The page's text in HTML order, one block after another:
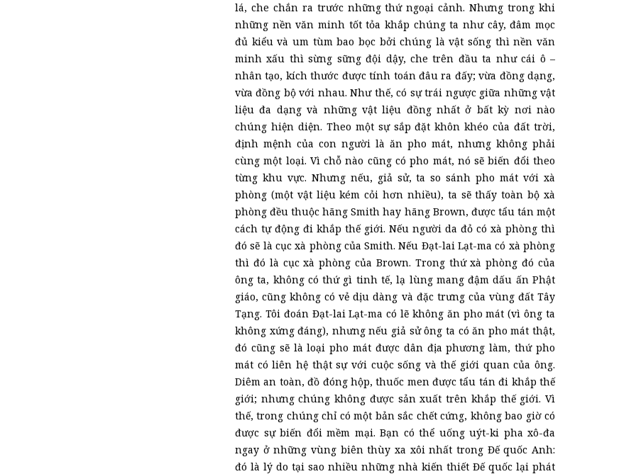
lá, che chắn ra trước những thứ ngoại cảnh. Nhưng trong khi
những nền văn minh tốt tỏa khắp chúng ta như cây, đâm mọc
đủ kiểu và um tùm bao bọc bởi chúng là vật sống thì nền văn
minh xấu thì sừng sững đội dậy, che trên đầu ta như cái ô –
nhân tạo, kích thước được tính toán đâu ra đấy; vừa đồng dạng,
vừa đồng bộ với nhau. Như thế, có sự trái ngược giữa những vật
liệu đa dạng và những vật liệu đồng nhất ở bất kỳ nơi nào
chúng hiện diện. Theo một sự sắp đặt khôn khéo của đất trời,
định mệnh của con người là ăn pho mát, nhưng không phải
cùng một loại. Vì chỗ nào cũng có pho mát, nó sẽ biến đổi theo
từng khu vực. Nhưng nếu, giả sử, ta so sánh pho mát với xà
phòng (một vật liệu kém cỏi hơn nhiều), ta sẽ thấy toàn bộ xà
phòng đều thuộc hãng Smith hay hãng Brown, được tẩu tán một
cách tự động đi khắp thế giới. Nếu người da đỏ có xà phòng thì
đó sẽ là cục xà phòng của Smith. Nếu Đạt-lai Lạt-ma có xà phòng
thì đó là cục xà phòng của Brown. Trong thứ xà phòng đó của
ông ta, không có thứ gì tinh tế, lạ lùng mang đậm dấu ấn Phật
giáo, cũng không có vẻ dịu dàng và đặc trưng của vùng đất Tây
Tạng. Tôi đoán Đạt-lai Lạt-ma có lẽ không ăn pho mát (vì ông ta
không xứng đáng), nhưng nếu giả sử ông ta có ăn pho mát thật,
đó cũng sẽ là loại pho mát được dân địa phương làm, thứ pho
mát có liên hệ thật sự với cuộc sống và thế giới quan của ông.
Diêm an toàn, đồ đóng hộp, thuốc men được tẩu tán đi khắp thế
giới; nhưng chúng không được sản xuất trên khắp thế giới. Vì
thế, trong chúng chỉ có một bản sắc chết cứng, không bao giờ có
được sự biến đổi mềm mại. Bạn có thể uống uýt-ki pha xô-đa
ngay ở những vùng biên thùy xa xôi nhất trong Đế quốc Anh:
đó là lý do tại sao nhiều những nhà kiến thiết Đế quốc lại phát